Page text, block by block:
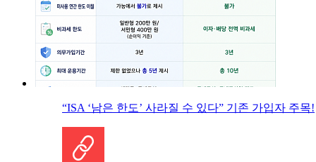
“ISA ‘남은 한도’ 사라질 수 있다” 기존 가입자 주목!